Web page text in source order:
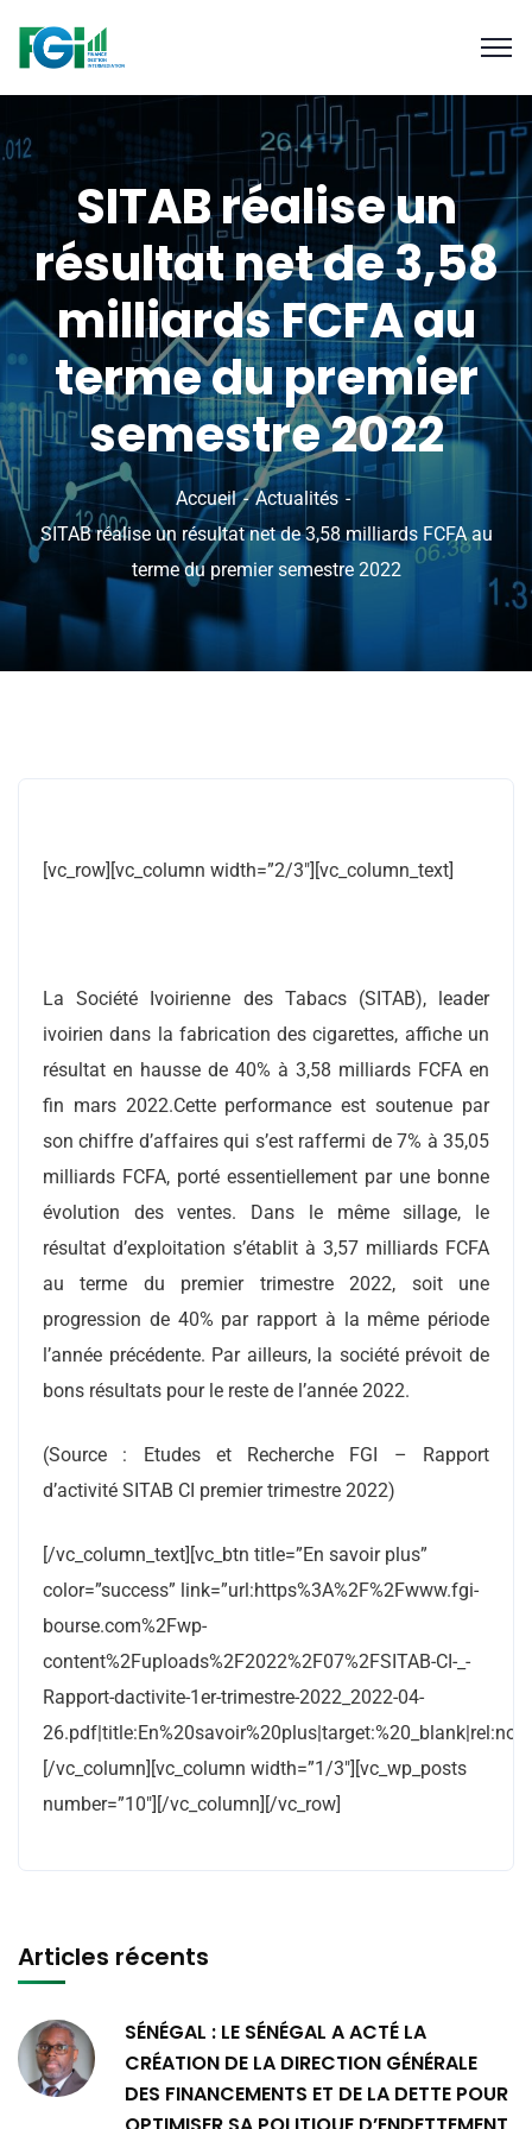
SITAB réalise un
résultat net de 3,58
milliards FCFA au
terme du premier
semestre 2022
Accueil
Actualités
SITAB réalise un résultat net de 3,58 milliards FCFA au
terme du premier semestre 2022
[vc_row][vc_column width=”2/3″][vc_column_text]
La Société Ivoirienne des Tabacs (SITAB), leader
ivoirien dans la fabrication des cigarettes, affiche un
résultat en hausse de 40% à 3,58 milliards FCFA en
fin mars 2022.Cette performance est soutenue par
son chiffre d’affaires qui s’est raffermi de 7% à 35,05
milliards FCFA, porté essentiellement par une bonne
évolution des ventes. Dans le même sillage, le
résultat d’exploitation s’établit à 3,57 milliards FCFA
au terme du premier trimestre 2022, soit une
progression de 40% par rapport à la même période
l’année précédente. Par ailleurs, la société prévoit de
bons résultats pour le reste de l’année 2022.
(Source : Etudes et Recherche FGI – Rapport
d’activité SITAB CI premier trimestre 2022)
[/vc_column_text][vc_btn title=”En savoir plus”
color=”success” link=”url:https%3A%2F%2Fwww.fgi-
bourse.com%2Fwp-
content%2Fuploads%2F2022%2F07%2FSITAB-CI-_-
Rapport-dactivite-1er-trimestre-2022_2022-04-
[/vc_column][vc_column width=”1/3″][vc_wp_posts
number=”10″][/vc_column][/vc_row]
Articles récents
SÉNÉGAL : LE SÉNÉGAL A ACTÉ LA
CRÉATION DE LA DIRECTION GÉNÉRALE
DES FINANCEMENTS ET DE LA DETTE POUR